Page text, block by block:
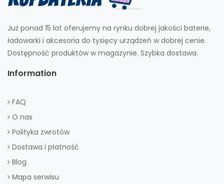
Już ponad 15 lat oferujemy na rynku dobrej jakości baterie,
ładowarki i akcesoria do tysięcy urządzeń w dobrej cenie.
Dostępność produktów w magazynie. Szybka dostawa.
Information
FAQ
O nas
Polityka zwrotów
Dostawa i płatność
Blog
Mapa serwisu